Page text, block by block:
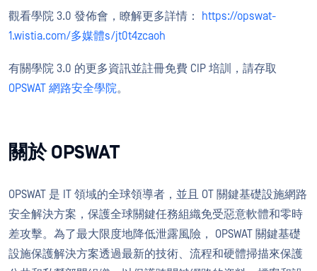
觀看學院 3.0 發佈會，瞭解更多詳情：
https://opswat-
1.wistia.com/多媒體s/jt0t4zcaoh
有關學院 3.0 的更多資訊並註冊免費 CIP 培訓，請存取
OPSWAT 網路安全學院。
關於 OPSWAT
OPSWAT 是 IT 領域的全球領導者，並且 OT 關鍵基礎設施網路
安全解決方案，保護全球關鍵任務組織免受惡意軟體和零時
差攻擊。為了最大限度地降低泄露風險， OPSWAT 關鍵基礎
設施保護解決方案透過最新的技術、流程和硬體掃描來保護